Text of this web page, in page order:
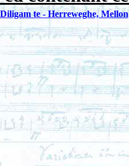
te - Herreweghe, Mellon